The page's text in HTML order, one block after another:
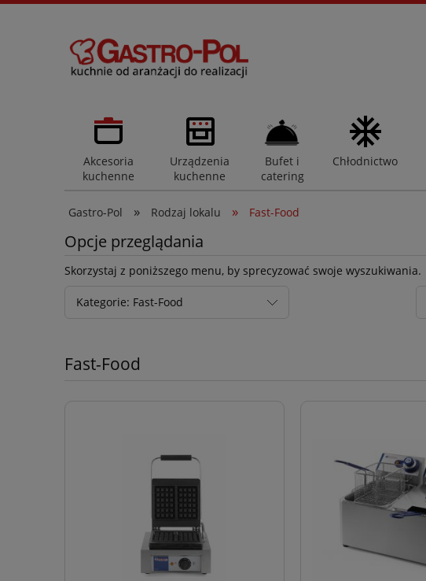
Akcesoria
kuchenne
Urządzenia
kuchenne
Bufet i
catering
Chłodnictwo
Gastro-Pol » Rodzaj lokalu » Fast-Food
Opcje przeglądania
Skorzystaj z poniższego menu, by sprecyzować swoje wyszukiwania.
Kategorie: Fast-Food
Fast-Food